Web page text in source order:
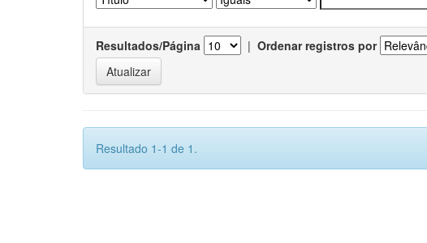
Resultados/Página | Ordenar registros por
Resultado 1-1 de 1.